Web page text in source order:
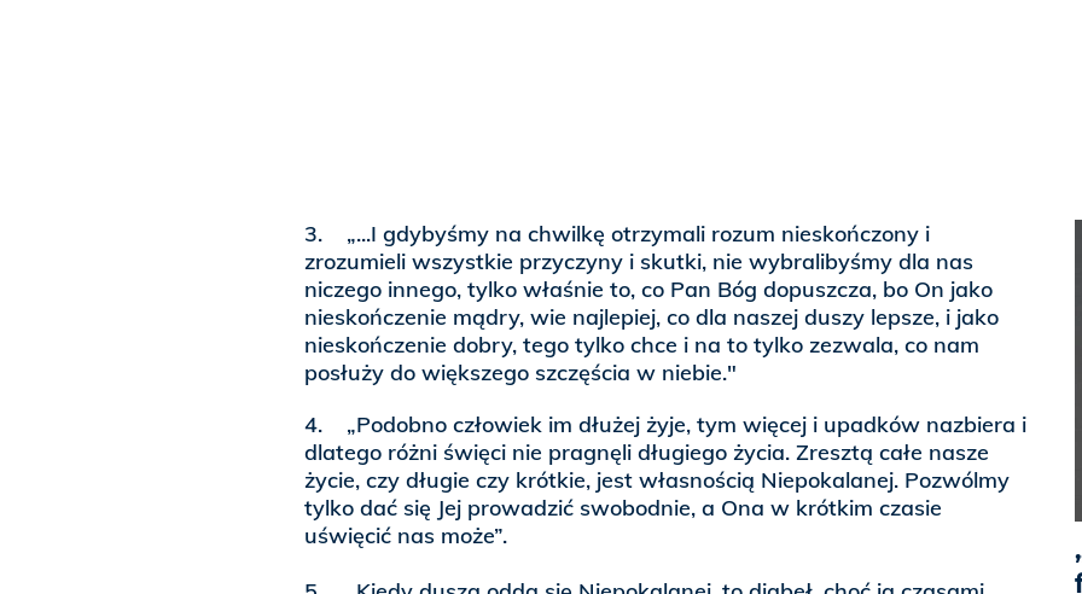
3. „...I gdybyśmy na chwilkę otrzymali rozum nieskończony i
zrozumieli wszystkie przyczyny i skutki, nie wybralibyśmy dla nas
niczego innego, tylko właśnie to, co Pan Bóg dopuszcza, bo On jako
nieskończenie mądry, wie najlepiej, co dla naszej duszy lepsze, i jako
nieskończenie dobry, tego tylko chce i na to tylko zezwala, co nam
posłuży do większego szczęścia w niebie."
4. „Podobno człowiek im dłużej żyje, tym więcej i upadków nazbiera i
dlatego różni święci nie pragnęli długiego życia. Zresztą całe nasze
życie, czy długie czy krótkie, jest własnością Niepokalanej. Pozwólmy
tylko dać się Jej prowadzić swobodnie, a Ona w krótkim czasie
uświęcić nas może”.